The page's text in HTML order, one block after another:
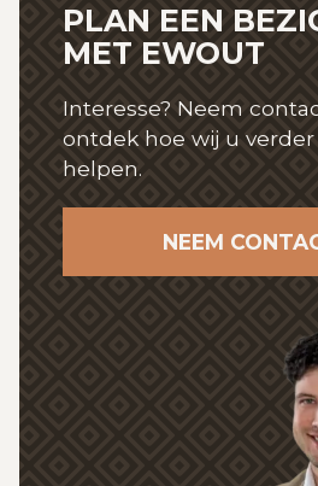
PLAN EEN
MET EWOUT
Interesse? Neem
ontdek hoe wij u
helpen.
NEEM